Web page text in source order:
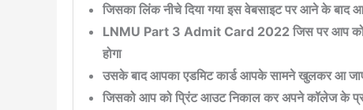
जिसका लिंक नीचे दिया गया इस वेबसाइट पर आने के बाद
LNMU Part 3 Admit Card 2022 जिस पर आप
होगा
उसके बाद आपका एडमिट कार्ड आपके सामने खुलकर आ
जिसको आप को प्रिंट आउट निकाल कर अपने कॉलेज के